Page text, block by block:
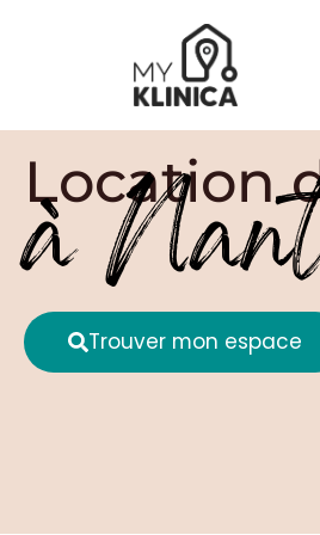
Location
à Trouver mon espace